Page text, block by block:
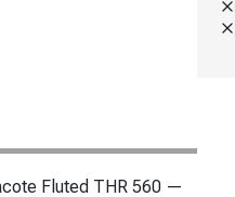
Fluted THR 560 —